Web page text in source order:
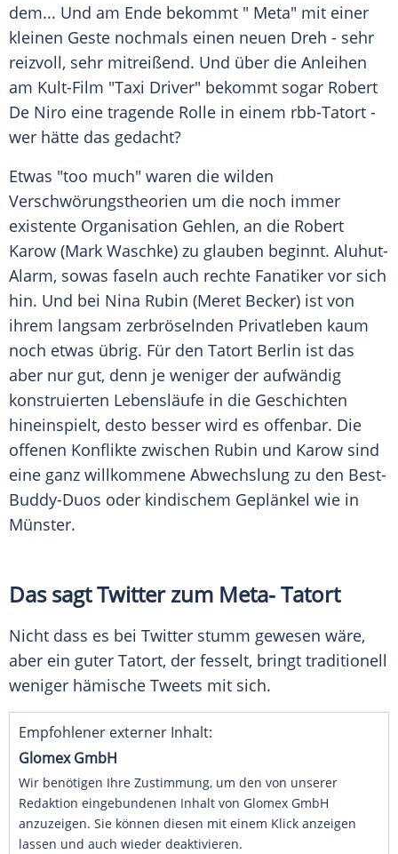
dem... Und am Ende bekommt " Meta" mit einer
kleinen Geste nochmals einen neuen Dreh - sehr
reizvoll, sehr mitreißend. Und über die Anleihen
am Kult-Film "Taxi Driver" bekommt sogar Robert
De Niro eine tragende Rolle in einem rbb-Tatort -
wer hätte das gedacht?
Etwas "too much" waren die wilden
Verschwörungstheorien um die noch immer
existente Organisation Gehlen, an die Robert
Karow (Mark Waschke) zu glauben beginnt. Aluhut-
Alarm, sowas faseln auch rechte Fanatiker vor sich
hin. Und bei Nina Rubin (Meret Becker) ist von
ihrem langsam zerbröselnden Privatleben kaum
noch etwas übrig. Für den Tatort Berlin ist das
aber nur gut, denn je weniger der aufwändig
konstruierten Lebensläufe in die Geschichten
hineinspielt, desto besser wird es offenbar. Die
offenen Konflikte zwischen Rubin und Karow sind
eine ganz willkommene Abwechslung zu den Best-
Buddy-Duos oder kindischem Geplänkel wie in
Münster.
Das sagtTwitterzum Meta-Tatort
Nicht dass es bei Twitter stumm gewesen wäre,
aber ein guter Tatort, der fesselt, bringt traditionell
weniger hämische Tweets mit sich.
Empfohlener externer Inhalt:
Glomex GmbH
Wir benötigen Ihre Zustimmung, um den von unserer
Redaktion eingebundenen Inhalt von Glomex GmbH
anzuzeigen. Sie können diesen mit einem Klick anzeigen
lassen und auch wieder deaktivieren.